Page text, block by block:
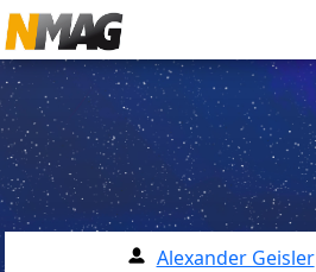
Alexander Geisler